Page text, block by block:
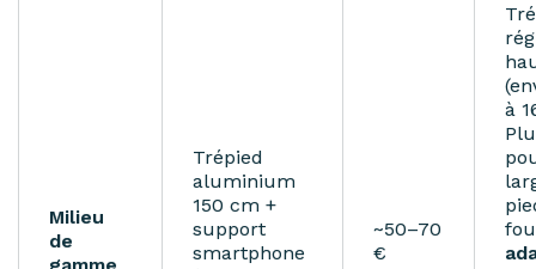
Milieu
de
gamme
Trépied
aluminium
150 cm +
support
smartphone
~50–70
€
à